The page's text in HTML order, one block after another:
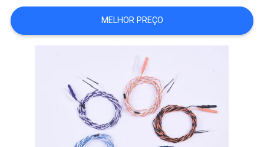
DO
SITE
MELHOR PREÇO